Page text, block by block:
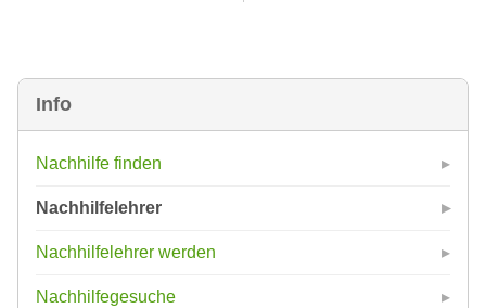
Info
Nachhilfe finden
Nachhilfelehrer
Nachhilfelehrer werden
Nachhilfegesuche